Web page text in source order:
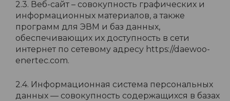
2.3. Веб-сайт – совокупность графических и
информационных материалов, а также
программ для ЭВМ и баз данных,
обеспечивающих их доступность в сети
интернет по сетевому адресу https://daewoo-
enertec.com.
2.4. Информационная система персональных
данных — совокупность содержащихся в базах